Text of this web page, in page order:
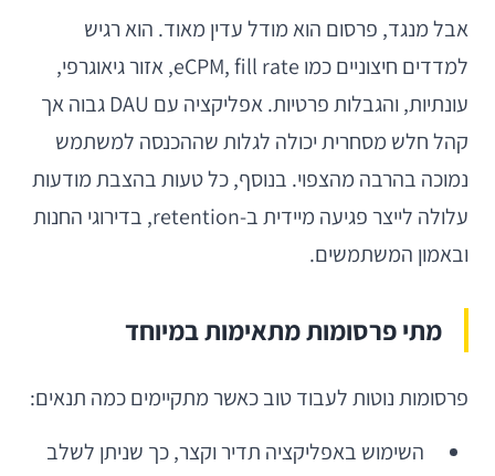
אבל מנגד, פרסום הוא מודל עדין מאוד. הוא רגיש
למדדים חיצוניים כמו eCPM, fill rate, אזור גיאוגרפי,
עונתיות, והגבלות פרטיות. אפליקציה עם DAU גבוה אך
קהל חלש מסחרית יכולה לגלות שההכנסה למשתמש
נמוכה בהרבה מהצפוי. בנוסף, כל טעות בהצבת מודעות
עלולה לייצר פגיעה מיידית ב-retention, בדירוגי החנות
ובאמון המשתמשים.
מתי פרסומות מתאימות במיוחד
פרסומות נוטות לעבוד טוב כאשר מתקיימים כמה תנאים:
השימוש באפליקציה תדיר וקצר, כך שניתן לשלב